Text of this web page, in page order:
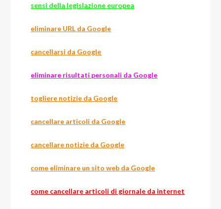
sensi della legislazione europea
eliminare URL da Google
cancellarsi da Google
eliminare risultati personali da Google
togliere notizie da Google
cancellare articoli da Google
cancellare notizie da Google
come eliminare un sito web da Google
come cancellare articoli di giornale da internet